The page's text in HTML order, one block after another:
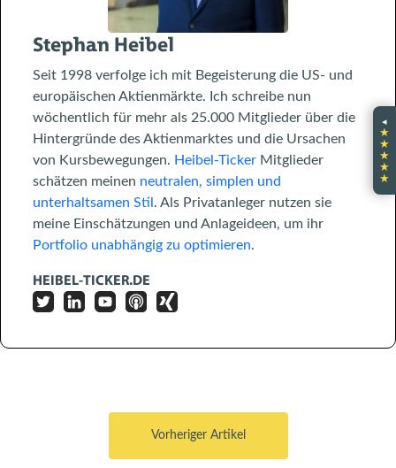
Stephan Heibel
Seit 1998 verfolge ich mit Begeisterung die US- und
europäischen Aktienmärkte. Ich schreibe nun
wöchentlich für mehr als 25.000 Mitglieder über die
Hintergründe des Aktienmarktes und die Ursachen
von Kursbewegungen. Heibel-Ticker Mitglieder
schätzen meinen neutralen, simplen und
unterhaltsamen Stil. Als Privatanleger nutzen sie
meine Einschätzungen und Anlageideen, um ihr
Portfolio unabhängig zu optimieren.
HEIBEL-TICKER.DE
Vorheriger Artikel
◂
★
★
★
★
★